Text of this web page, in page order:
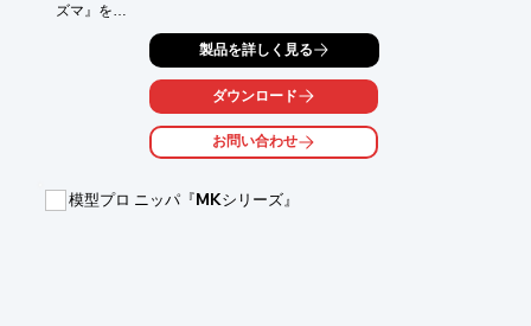
ズマ』を
取り扱っています。
振動（微振動）が止まることによって、余分に振動が伝わって行
どこかで共振して雑音を拾ってきたりすることがなくなるので、
締まった音、純粋に楽器の音だけになります。
また、よい状態で弦をこすることができるように設計された形状
「アルフェイナズマエンドピン」もご用意しております。
製品を詳しく見る
ダウンロード
お問い合わせ
模型プロ ニッパ『MKシリーズ』